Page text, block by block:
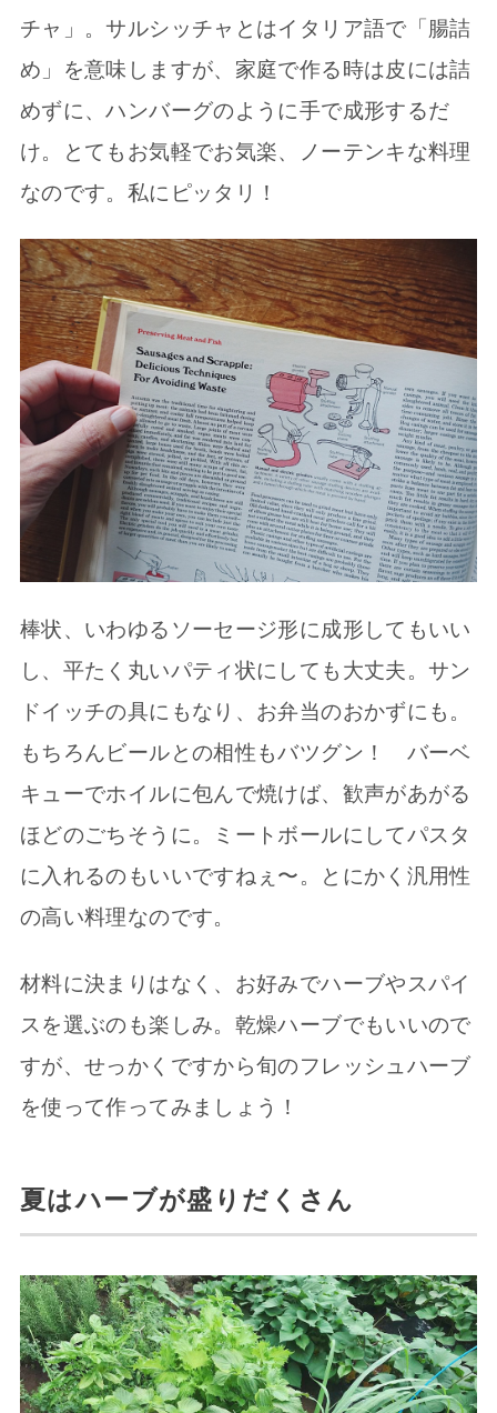
チャ」。サルシッチャとはイタリア語で「腸詰
め」を意味しますが、家庭で作る時は皮には詰
めずに、ハンバーグのように手で成形するだ
け。とてもお気軽でお気楽、ノーテンキな料理
なのです。私にピッタリ！
棒状、いわゆるソーセージ形に成形してもいい
し、平たく丸いパティ状にしても大丈夫。サン
ドイッチの具にもなり、お弁当のおかずにも。
もちろんビールとの相性もバツグン！ バーベ
キューでホイルに包んで焼けば、歓声があがる
ほどのごちそうに。ミートボールにしてパスタ
に入れるのもいいですねぇ〜。とにかく汎用性
の高い料理なのです。
材料に決まりはなく、お好みでハーブやスパイ
スを選ぶのも楽しみ。乾燥ハーブでもいいので
すが、せっかくですから旬のフレッシュハーブ
を使って作ってみましょう！
夏はハーブが盛りだくさん